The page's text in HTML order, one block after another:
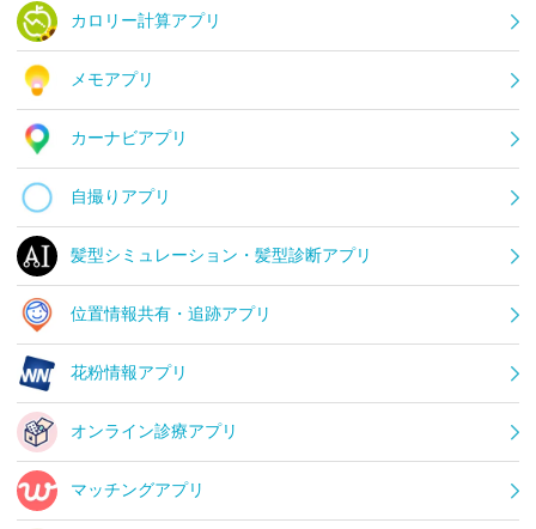
カロリー計算アプリ
メモアプリ
カーナビアプリ
自撮りアプリ
髪型シミュレーション・髪型診断アプリ
位置情報共有・追跡アプリ
花粉情報アプリ
オンライン診療アプリ
マッチングアプリ